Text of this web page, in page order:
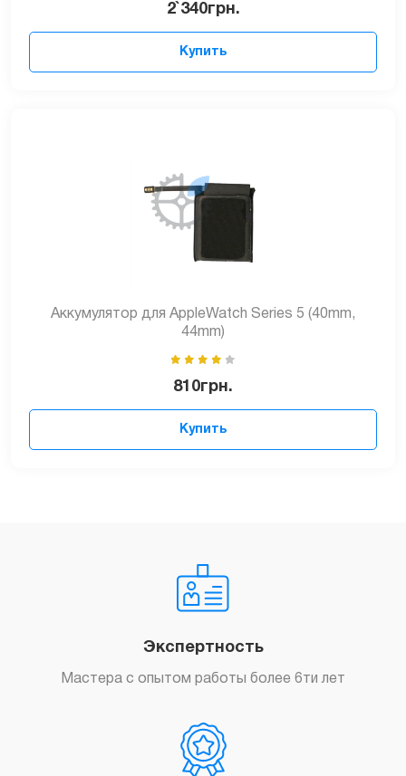
2`340грн.
Купить
Аккумулятор для AppleWatch Series 5 (40mm,
44mm)
810грн.
Купить
Экспертность
Мастера с опытом работы более 6ти лет